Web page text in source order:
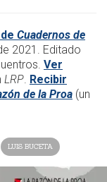
Cuadernos de
2021. Editado
Ver
LRP. Recibir
de la Proa (un
LUIS BUCETA